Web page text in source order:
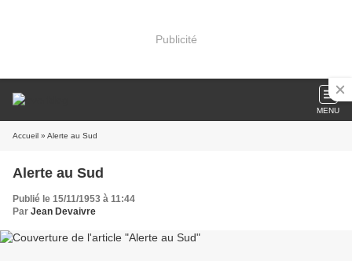
Publicité
MENU
Accueil » Alerte au Sud
Alerte au Sud
Publié le 15/11/1953 à 11:44
Par Jean Devaivre